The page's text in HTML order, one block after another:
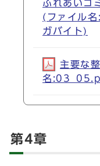
ふれあいコ
(ファイル
ガバイト)
主要な
名
第4章